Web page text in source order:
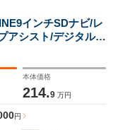
インチSDナビ/レ
アシスト/デジタルイ
ツィーター/シート
本体価格
214.9 万円
円